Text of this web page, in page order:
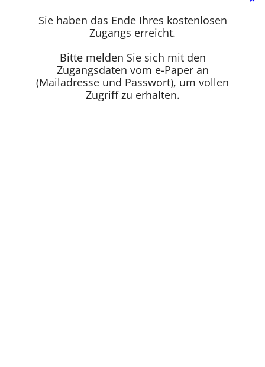
Sie haben das Ende Ihres kostenlosen
Zugangs erreicht.
Bitte melden Sie sich mit den
Zugangsdaten vom e-Paper an
(Mailadresse und Passwort), um vollen
Zugriff zu erhalten.